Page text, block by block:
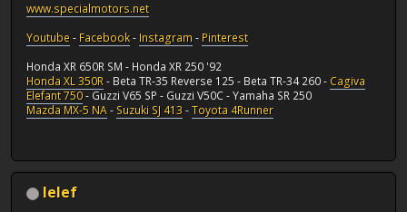
www.specialmotors.net
Youtube- Facebook- Instagram- Pinterest
Honda XR 650R SM - Honda XR 250 '92
Honda XL 350R- Beta TR-35 Reverse 125 - Beta TR-34 260 - Cagiva
Elefant 750- Guzzi V65 SP - Guzzi V50C - Yamaha SR 250
Mazda MX-5 NA- Suzuki SJ 413-Toyota 4Runner
lelef